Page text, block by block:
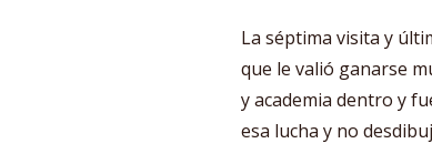
La séptima visita y
que le valió ganarse
y academia dentro y
esa lucha y no